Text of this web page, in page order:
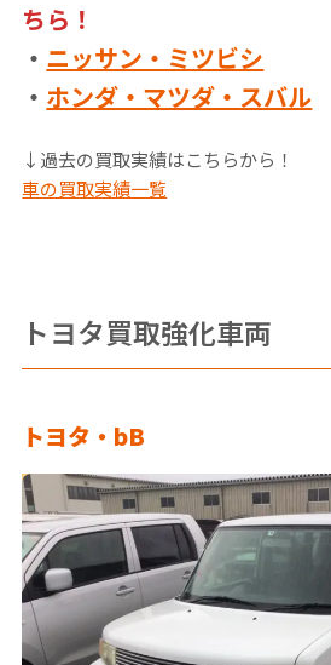
ちら！
・ ニッサン・ミツビシ
・ ホンダ・マツダ・スバル
↓過去の買取実績はこちらから！
車の買取実績一覧
トヨタ買取強化車両
トヨタ・bB